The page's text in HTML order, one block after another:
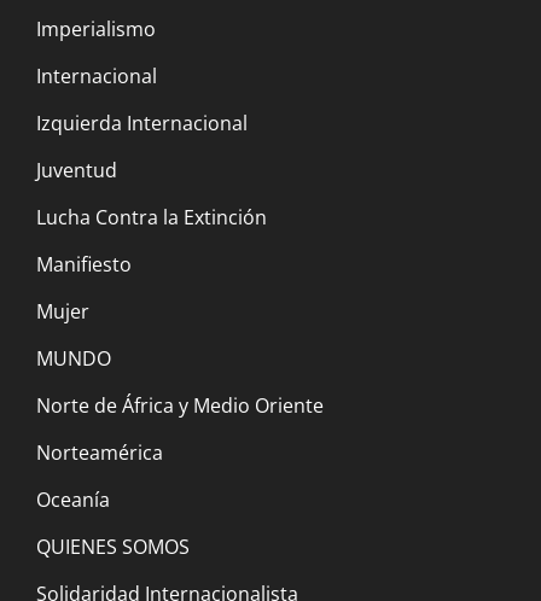
extinción y la guerra
Manifiesto por una Nueva Internacional
Marxista Revolucionaria y Anti-Extincionista
21 octubre, 2022
21 octubre, 2022
Imperialismo
Internacional
Izquierda Internacional
Juventud
Lucha Contra la Extinción
Manifiesto
Mujer
MUNDO
Norte de África y Medio Oriente
Norteamérica
Oceanía
QUIENES SOMOS
Solidaridad Internacionalista